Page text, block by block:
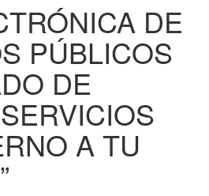
DE
PÚBLICOS
DE
A TU